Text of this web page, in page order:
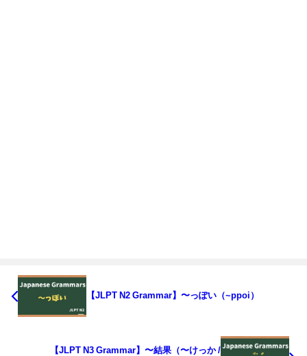
【JLPT N2 Grammar】〜っぽい（~ppoi）
【JLPT N3 Grammar】〜結果（〜けっか /